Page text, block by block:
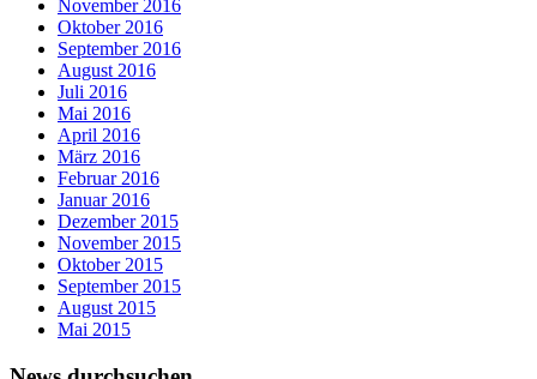
November 2016
Oktober 2016
September 2016
August 2016
Juli 2016
Mai 2016
April 2016
März 2016
Februar 2016
Januar 2016
Dezember 2015
November 2015
Oktober 2015
September 2015
August 2015
Mai 2015